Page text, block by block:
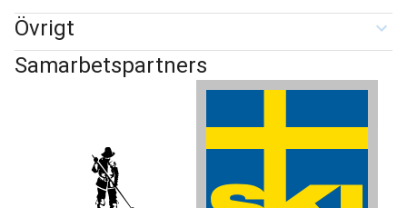
Övrigt
Samarbetspartners